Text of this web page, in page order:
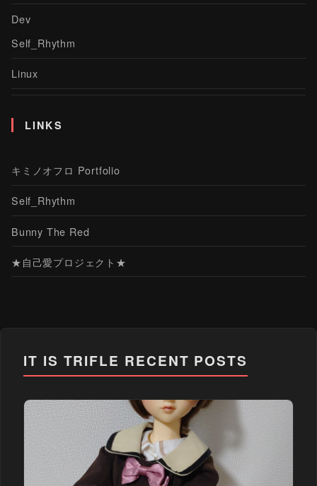
Dev
Self_Rhythm
Linux
LINKS
キミノオフロ Portfolio
Self_Rhythm
Bunny The Red
★自己愛プロジェクト★
IT IS TRIFLE RECENT POSTS